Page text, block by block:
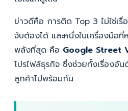
ข่าวดีคือ การติด Top 3 ไม่ใช่เ
จับต้องได้ และหนึ่งในเครื่องมือ
พลังที่สุด คือ Google Street
โปรไฟล์ธุรกิจ ซึ่งช่วยทั้งเรื่องอั
ลูกค้าไปพร้อมกัน